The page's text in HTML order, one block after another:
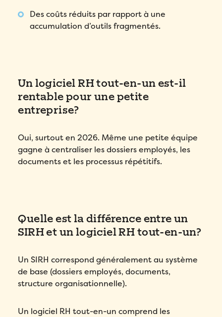
Des coûts réduits par rapport à une
accumulation d’outils fragmentés.
Un logiciel RH tout-en-un est-il
rentable pour une petite
entreprise?
Oui, surtout en 2026. Même une petite équipe
gagne à centraliser les dossiers employés, les
documents et les processus répétitifs.
Quelle est la différence entre un
SIRH et un logiciel RH tout-en-un?
Un SIRH correspond généralement au système
de base (dossiers employés, documents,
structure organisationnelle).
Un logiciel RH tout-en-un comprend les